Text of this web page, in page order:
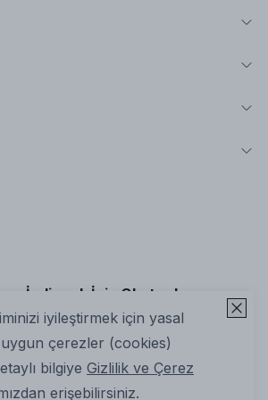
iyileştirmek için yasal
çerezler (cookies)
bilgiye Gizlilik ve Çerez
erişebilirsiniz.
İndirmek İçin Okutun!